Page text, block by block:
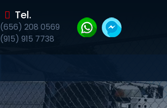
Tel.
(656) 208 0569
(915) 915 7738